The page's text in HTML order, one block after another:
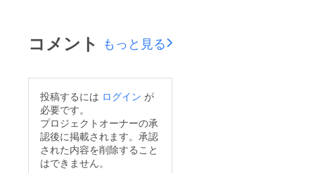
コメント もっと見る
投稿するには ログイン が
必要です。
プロジェクトオーナーの承
認後に掲載されます。承認
された内容を削除すること
はできません。